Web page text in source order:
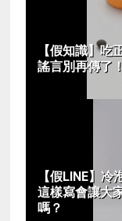
【假知識】
謠言別再傳了
【假LINE】
這樣寫會讓大
嗎？